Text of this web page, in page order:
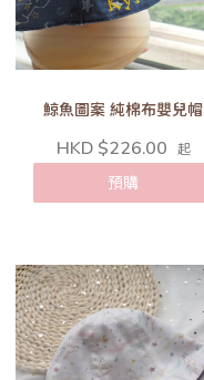
鯨魚圖案 純棉布嬰兒帽
HKD $226.00 起
預購